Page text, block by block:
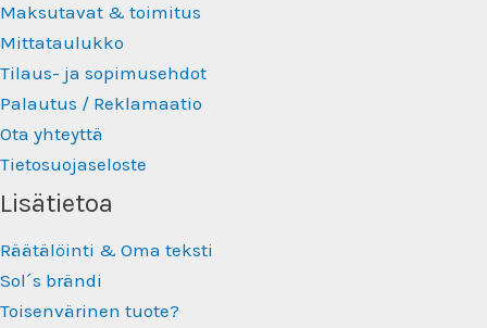
Maksutavat & toimitus
Mittataulukko
Tilaus- ja sopimusehdot
Palautus / Reklamaatio
Ota yhteyttä
Tietosuojaseloste
Lisätietoa
Räätälöinti & Oma teksti
Sol´s brändi
Toisenvärinen tuote?